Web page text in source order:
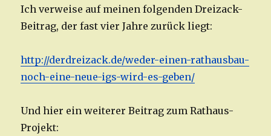
Ich verweise auf meinen folgenden Dreizack-
Beitrag, der fast vier Jahre zurück liegt:
http://derdreizack.de/weder-einen-rathausbau-
noch-eine-neue-igs-wird-es-geben/
Und hier ein weiterer Beitrag zum Rathaus-
Projekt: